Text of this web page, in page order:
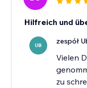
Hilfreich und
UB zespół
Vielen
zu